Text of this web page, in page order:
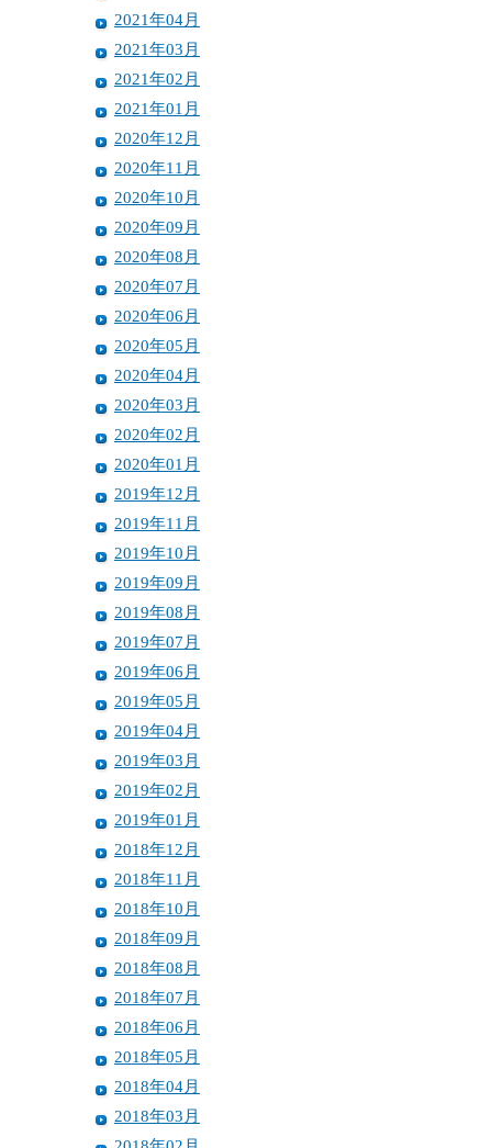
2021年04月
2021年03月
2021年02月
2021年01月
2020年12月
2020年11月
2020年10月
2020年09月
2020年08月
2020年07月
2020年06月
2020年05月
2020年04月
2020年03月
2020年02月
2020年01月
2019年12月
2019年11月
2019年10月
2019年09月
2019年08月
2019年07月
2019年06月
2019年05月
2019年04月
2019年03月
2019年02月
2019年01月
2018年12月
2018年11月
2018年10月
2018年09月
2018年08月
2018年07月
2018年06月
2018年05月
2018年04月
2018年03月